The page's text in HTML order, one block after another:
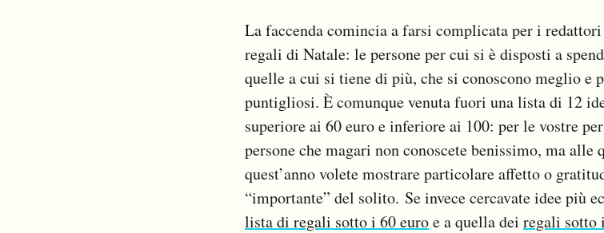
La faccenda comincia a farsi complicata per i
regali di Natale: le persone per cui si è disposti a
quelle a cui si tiene di più, che si conoscono meglio e
puntigliosi. È comunque venuta fuori una lista di 12
superiore ai 60 euro e inferiore ai 100: per le vostre
persone che magari non conoscete benissimo, ma
quest’anno volete mostrare particolare affetto o
“importante” del solito. Se invece cercavate idee più
lista di regali sotto i 60 euroe a quella dei regali sotto